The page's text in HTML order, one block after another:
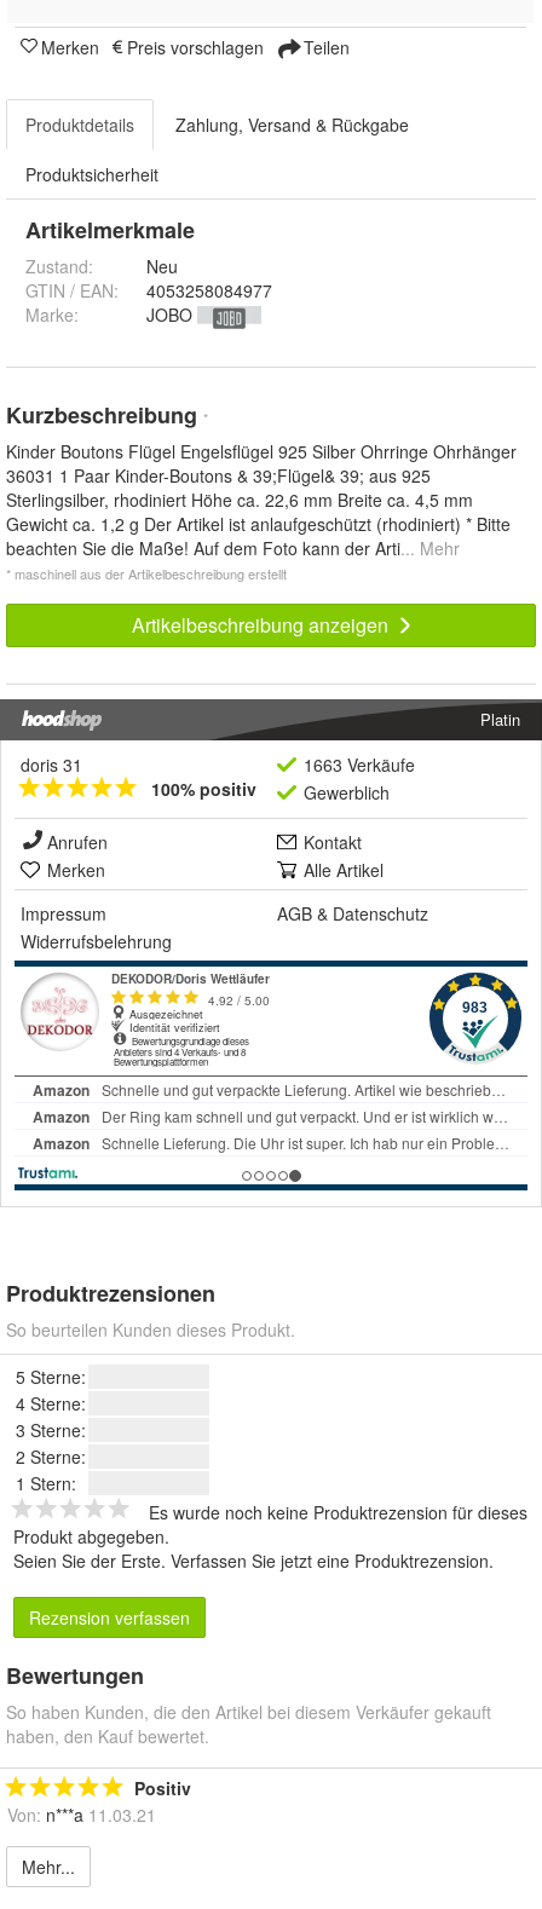
Merken Preis vorschlagen Teilen
Produktdetails Zahlung, Versand & Rückgabe
Produktsicherheit
Artikelmerkmale
Zustand:
Neu
GTIN / EAN:
4053258084977
Marke:
JOBO
Kurzbeschreibung *
Kinder Boutons Flügel Engelsflügel 925 Silber Ohrringe Ohrhänger
36031 1 Paar Kinder-Boutons & 39;Flügel& 39; aus 925
Sterlingsilber, rhodiniert Höhe ca. 22,6 mm Breite ca. 4,5 mm
Gewicht ca. 1,2 g Der Artikel ist anlaufgeschützt (rhodiniert) * Bitte
beachten Sie die Maße! Auf dem Foto kann der Arti... Mehr
* maschinell aus der Artikelbeschreibung erstellt
Artikelbeschreibung anzeigen
Platin
doris 31
100% positiv
1663 Verkäufe
Gewerblich
Anrufen
Kontakt
Merken
Alle Artikel
Impressum
AGB & Datenschutz
Widerrufsbelehrung
Produktrezensionen
So beurteilen Kunden dieses Produkt.
5 Sterne:
4 Sterne:
3 Sterne:
2 Sterne:
1 Stern:
Es wurde noch keine Produktrezension für dieses
Produkt abgegeben.
Seien Sie der Erste. Verfassen Sie jetzt eine Produktrezension.
Rezension verfassen
Bewertungen
So haben Kunden, die den Artikel bei diesem Verkäufer gekauft
haben, den Kauf bewertet.
Positiv
Von: n***a 11.03.21
Mehr...